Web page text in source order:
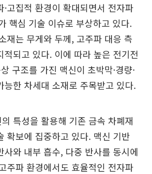
·고집적 환경이 확대되면서 전자파
핵심 기술 이슈로 부상하고 있다.
재는 무게와 두께, 고주파 대응 측
적되고 있다. 이에 따라 높은 전기전
구조를 가진 맥신이 초박막·경량·
능한 차세대 소재로 주목받고 있다.
특성을 활용해 기존 금속 차폐재
확보에 집중하고 있다. 맥신 기반
사와 내부 흡수, 다중 반사를 동시에
주파 환경에서도 효율적인 전자파